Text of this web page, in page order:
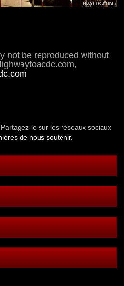
not be reproduced without
le sur les réseaux sociaux
de nous soutenir.